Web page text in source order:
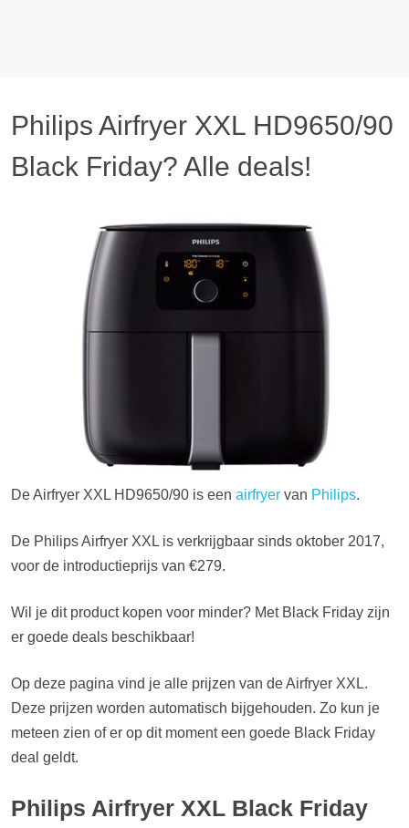
Philips Airfryer XXL HD9650/90
Black Friday? Alle deals!
De Airfryer XXL HD9650/90 is een airfryer van Philips.
De Philips Airfryer XXL is verkrijgbaar sinds oktober 2017,
voor de introductieprijs van €279.
Wil je dit product kopen voor minder? Met Black Friday zijn
er goede deals beschikbaar!
Op deze pagina vind je alle prijzen van de Airfryer XXL.
Deze prijzen worden automatisch bijgehouden. Zo kun je
meteen zien of er op dit moment een goede Black Friday
deal geldt.
Philips Airfryer XXL Black Friday